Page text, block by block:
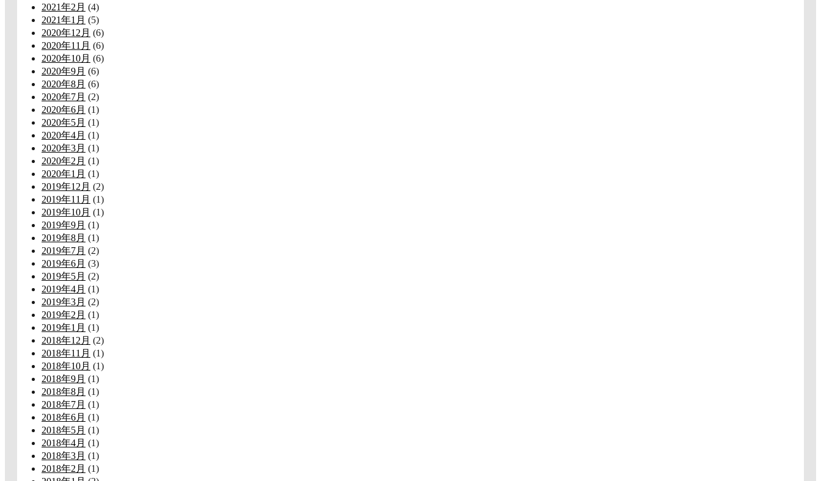
2021年2月 (4)
2021年1月 (5)
2020年12月 (6)
2020年11月 (6)
2020年10月 (6)
2020年9月 (6)
2020年8月 (6)
2020年7月 (2)
2020年6月 (1)
2020年5月 (1)
2020年4月 (1)
2020年3月 (1)
2020年2月 (1)
2020年1月 (1)
2019年12月 (2)
2019年11月 (1)
2019年10月 (1)
2019年9月 (1)
2019年8月 (1)
2019年7月 (2)
2019年6月 (3)
2019年5月 (2)
2019年4月 (1)
2019年3月 (2)
2019年2月 (1)
2019年1月 (1)
2018年12月 (2)
2018年11月 (1)
2018年10月 (1)
2018年9月 (1)
2018年8月 (1)
2018年7月 (1)
2018年6月 (1)
2018年5月 (1)
2018年4月 (1)
2018年3月 (1)
2018年2月 (1)